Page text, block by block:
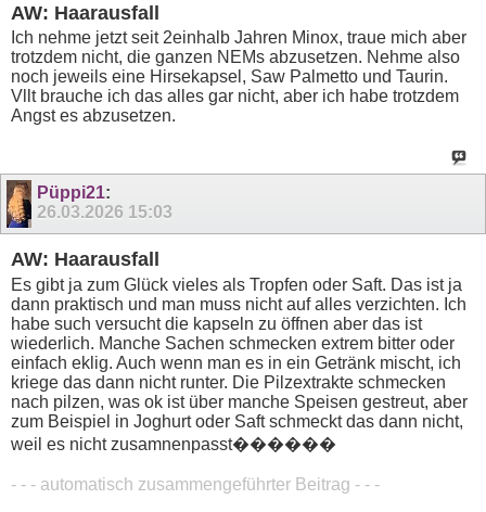
AW: Haarausfall
Ich nehme jetzt seit 2einhalb Jahren Minox, traue mich aber
trotzdem nicht, die ganzen NEMs abzusetzen. Nehme also
noch jeweils eine Hirsekapsel, Saw Palmetto und Taurin.
Vllt brauche ich das alles gar nicht, aber ich habe trotzdem
Angst es abzusetzen.
Püppi21:
26.03.2026 15:03
AW: Haarausfall
Es gibt ja zum Glück vieles als Tropfen oder Saft. Das ist ja
dann praktisch und man muss nicht auf alles verzichten. Ich
habe such versucht die kapseln zu öffnen aber das ist
wiederlich. Manche Sachen schmecken extrem bitter oder
einfach eklig. Auch wenn man es in ein Getränk mischt, ich
kriege das dann nicht runter. Die Pilzextrakte schmecken
nach pilzen, was ok ist über manche Speisen gestreut, aber
zum Beispiel in Joghurt oder Saft schmeckt das dann nicht,
weil es nicht zusamnenpasst������
- - - automatisch zusammengeführter Beitrag - - -